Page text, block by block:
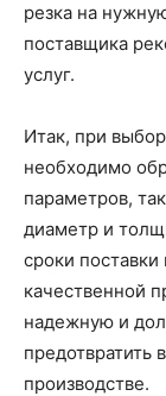
резка на
поставщика
услуг.
Итак, при
необходимо
параметров,
диаметр и
сроки
качественной
надежную и
предотвратить
производстве.